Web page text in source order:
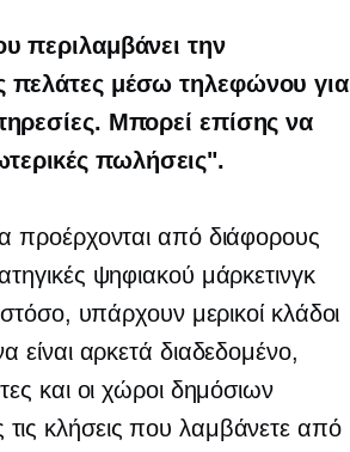
περιλαμβάνει την
πελάτες μέσω τηλεφώνου για
Μπορεί επίσης να
πωλήσεις".
προέρχονται από διάφορους
ψηφιακού μάρκετινγκ
υπάρχουν μερικοί κλάδοι
είναι αρκετά διαδεδομένο,
και οι χώροι δημόσιων
κλήσεις που λαμβάνετε από